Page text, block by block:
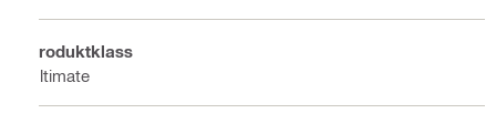
Produktklass
Ultimate